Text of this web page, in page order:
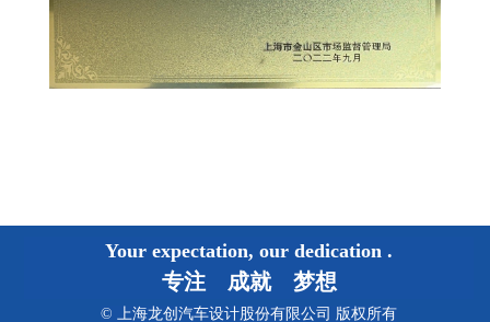
Your expectation, our dedication .
专注 成就 梦想
© 上海龙创汽车设计股份有限公司 版权所有